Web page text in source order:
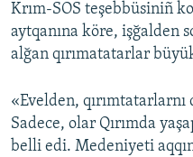
Krım-SOS teşebbüsiniñ
aytqanına köre, işğalden
alğan qırımatatarlar
«Evelden, qırımtatarlarnı
Sadece, olar Qırımda
belli edi. Medeniyeti